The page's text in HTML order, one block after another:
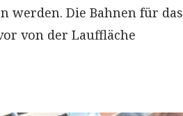
werden. Die Bahnen für das
von der Lauffläche